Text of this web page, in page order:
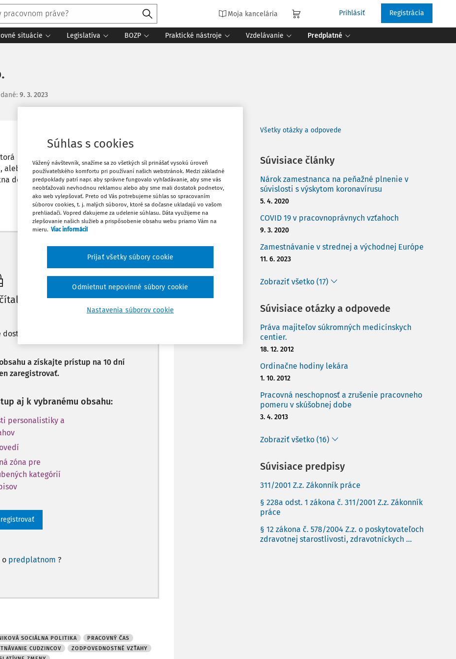
Moja kancelária Prihlásiť Registrácia
situácie Legislatíva BOZP Praktické nástroje Vzdelávanie Predplatné
: 9. 3. 2023
poskytuje špecializovanú ambulantnú
stačí, keď mám uzatvorenú dohodu o
dohoda?
len začiatok...
predplatiteľom portálu.
a získajte prístup na 10 dní
zaregistrovať.
aj k vybranému obsahu:
personalistiky a
zóna pre
kategórií
o predplatnom ?
SOCIÁLNA POLITIKA
PRACOVNÝ ČAS
CUDZINCOV
ZODPOVEDNOSTNÉ VZŤAHY
Obľúbené
Zdieľať
Všetky otázky a odpovede
Súvisiace články
Nárok zamestnanca na peňažné plnenie v
súvislosti s výskytom koronavírusu
5. 4. 2020
COVID 19 v pracovnoprávnych vzťahoch
9. 3. 2020
Zamestnávanie v strednej a východnej Európe
11. 6. 2023
Zobraziť všetko (17)
Súvisiace otázky a odpovede
Práva majiteľov súkromných medicínskych
centier.
18. 12. 2012
Ordinačne hodiny lekára
1. 10. 2012
Pracovná neschopnosť a zrušenie pracovneho
pomeru v skúšobnej dobe
3. 4. 2013
Zobraziť všetko (16)
Súvisiace predpisy
311/2001 Z.z. Zákonník práce
§ 228a odst. 1 zákona č. 311/2001 Z.z. Zákonník
práce
§ 12 zákona č. 578/2004 Z.z. o poskytovateľoch
zdravotnej starostlivosti, zdravotníckych ...
Súhlas s cookies
Vážený návštevník, snažíme sa zo všetkých síl prinášať vysokú úroveň
používateľského komfortu pri používaní našich webstránok. Medzi základné
predpoklady patrí napr. aby správne fungovalo vyhľadávanie, aby sme vás
neobťažovali nevhodnou reklamou alebo aby sme mali dostatok podnetov,
ako web vylepšovať. Preto od Vás potrebujeme súhlas so spracovaním
súborov cookies, t. j. malých súborov, ktoré sa dočasne ukladajú vo vašom
prehliadači. Vopred ďakujeme za udelenie súhlasu. Dáta využijeme na
zlepšovanie našich služieb a prispôsobenie obsahu webu priamo Vám na
mieru. Viac informácií
Nastavenia súborov cookie
Odmietnut nepovinné súbory cookie
Prijať všetky súbory cookie